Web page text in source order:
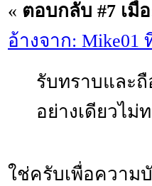
« ตอบกลับ #7 เมื่
อ้างจาก: Mike01
รับทราบและ
อย่างเดียวไม่
ใช่ครับเพื่อความ